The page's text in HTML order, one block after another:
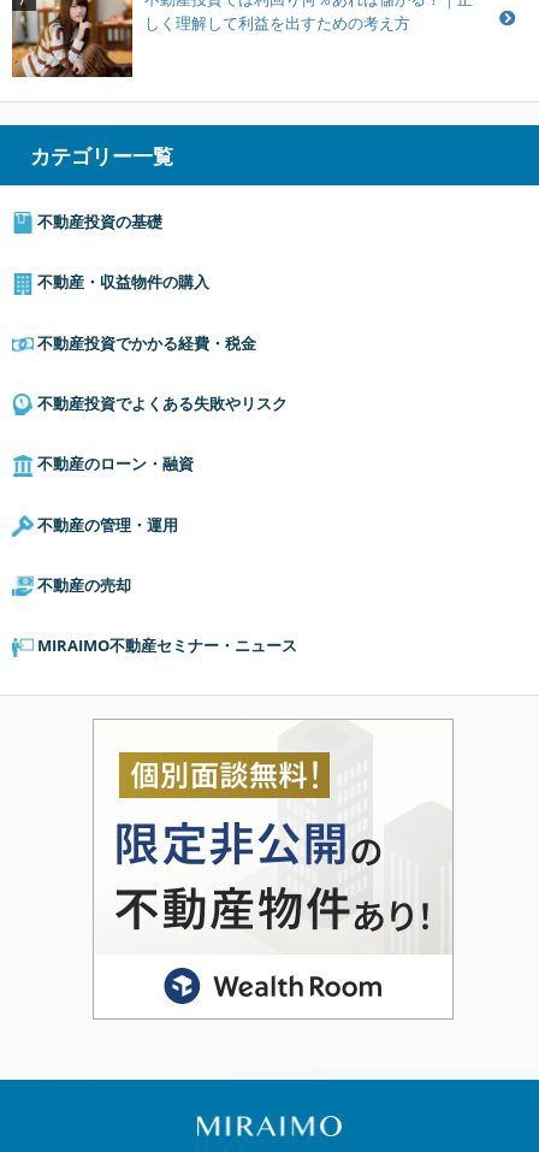
しく理解して利益を出すための考え方
カテゴリー一覧
不動産投資の基礎
不動産・収益物件の購入
不動産投資でかかる経費・税金
不動産投資でよくある失敗やリスク
不動産のローン・融資
不動産の管理・運用
不動産の売却
MIRAIMO不動産セミナー・ニュース